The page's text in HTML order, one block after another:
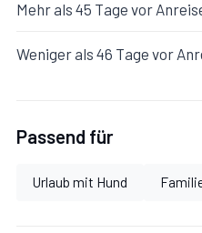
Mit Terrasse, Garten.
Internet, Terrassenmöbel,
Mehr als 45 Tage vor
Weniger als 46 Tage vor
Passend für
Urlaub mit Hund